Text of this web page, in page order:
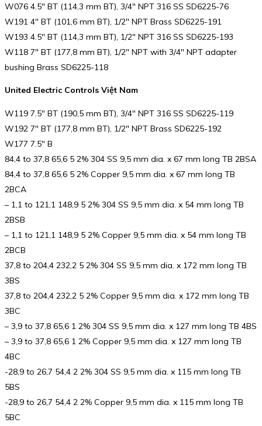
W076 4.5″ BT (114,3 mm BT), 3/4″ NPT 316 SS SD6225-76
W191 4″ BT (101,6 mm BT), 1/2″ NPT Brass SD6225-191
W193 4.5″ BT (114,3 mm BT), 1/2″ NPT 316 SS SD6225-193
W118 7″ BT (177,8 mm BT), 1/2″ NPT with 3/4″ NPT adapter
bushing Brass SD6225-118
United Electric Controls Việt Nam
W119 7.5″ BT (190,5 mm BT), 3/4″ NPT 316 SS SD6225-119
W192 7″ BT (177,8 mm BT), 1/2″ NPT Brass SD6225-192
W177 7.5″ B
84,4 to 37,8 65,6 5 2% 304 SS 9,5 mm dia. x 67 mm long TB 2BSA
84,4 to 37,8 65,6 5 2% Copper 9,5 mm dia. x 67 mm long TB
2BCA
– 1,1 to 121,1 148,9 5 2% 304 SS 9,5 mm dia. x 54 mm long TB
2BSB
– 1,1 to 121,1 148,9 5 2% Copper 9,5 mm dia. x 54 mm long TB
2BCB
37,8 to 204,4 232,2 5 2% 304 SS 9,5 mm dia. x 172 mm long TB
3BS
37,8 to 204,4 232,2 5 2% Copper 9,5 mm dia. x 172 mm long TB
3BC
– 3,9 to 37,8 65,6 1 2% 304 SS 9,5 mm dia. x 127 mm long TB 4BS
– 3,9 to 37,8 65,6 1 2% Copper 9,5 mm dia. x 127 mm long TB
4BC
-28,9 to 26,7 54,4 2 2% 304 SS 9,5 mm dia. x 115 mm long TB
5BS
-28,9 to 26,7 54,4 2 2% Copper 9,5 mm dia. x 115 mm long TB
5BC